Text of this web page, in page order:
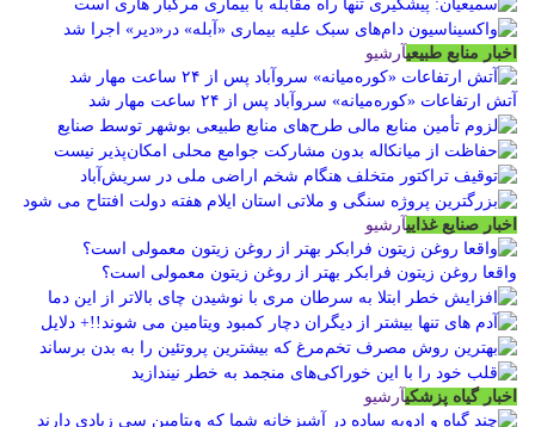
اخبار منابع طبیعیآرشیو
آتش ارتفاعات «کوره‌میانه» سروآباد پس از ۲۴ ساعت مهار شد
اخبار صنایع غذاییآرشیو
واقعا روغن زیتون فرابکر بهتر از روغن زیتون معمولی است؟
اخبار گیاه پزشکیآرشیو